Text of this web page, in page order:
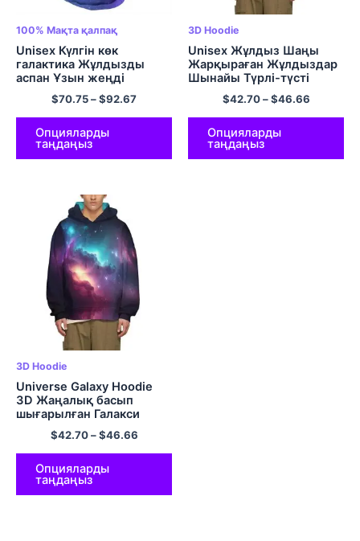
100% Мақта қалпақ
Unisex Күлгін көк
галактика Жұлдызды
аспан Ұзын жеңді
капюшонды свиттер
100% Мақта комфорт
капюшондары Күнделікті
3D басып шығарылған
графикалық капюстер
$70.75–$92.67
Опцияларды
таңдаңыз
3D Hoodie
Unisex Жұлдыз Шаңы
Жарқыраған Жұлдыздар
Шынайы Түрлі-түсті
Космос Галакси Капус 3D
Басып шығарылған
Графикалық Капюшон
Свиттері Полиэстер
Пуловер Капус
$42.70–$46.66
Опцияларды
таңдаңыз
3D Hoodie
Universe Galaxy Hoodie
3D Жаңалық басып
шығарылған Галакси
капюшоны бар свитер
пуловер Полиэстерден
ерлер мен әйелдерге
арналған капюшон
$42.70–$46.66
Опцияларды
таңдаңыз